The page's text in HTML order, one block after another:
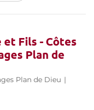
Fils - Côtes
Plan de
Plan de Dieu |